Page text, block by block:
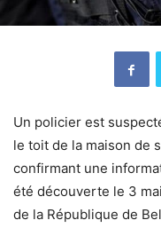
Un policier est
le toit de la maison de
confirmant une
été découverte le 3
de la République de